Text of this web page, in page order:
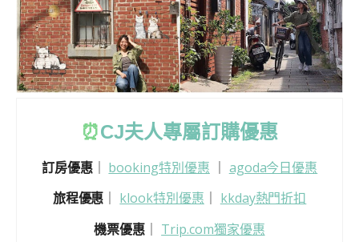
⏰CJ夫人專屬訂購優惠
訂房優惠｜ booking特別優惠 ｜ agoda今日優惠
旅程優惠
klook特別優惠
kkday熱門折扣
機票優惠
Trip.com獨家優惠